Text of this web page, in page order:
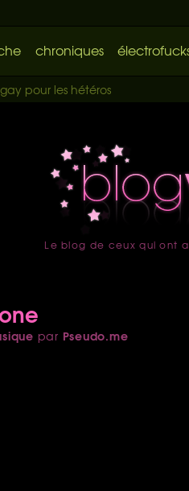
chroniques
pour les hétéros
accueil
Le blog de ceux qui ont
par Pseudo.me